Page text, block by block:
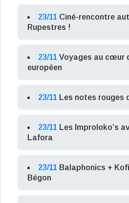
23/11 Ciné-rencontre
Rupestres !
23/11 Voyages au cœur
européen
23/11 Les notes rouges
23/11 Les Improloko’s
Lafora
23/11 Balaphonics +
Bégon